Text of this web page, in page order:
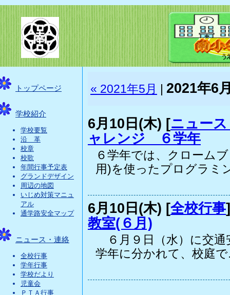
トップページ
学校紹介
学校要覧
沿 革
校章
校歌
年間行事予定表
グランドデザイン
周辺の地図
いじめ対策マニュ
アル
通学路安全マップ
ニュース・連絡
全校行事
学年行事
学校だより
児童会
ＰＴＡ行事
« 2021年5月 2021年6
6月10日(木) [ニュー
ャレンジ ６学年
６学年では、クローム
用)を使ったプログラミ
6月10日(木) [全校行事
教室(６月)
６月９日（水）に交
学年に分かれて、校庭で